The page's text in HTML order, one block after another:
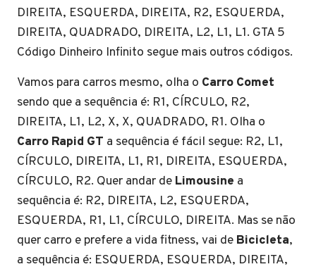
DIREITA, ESQUERDA, DIREITA, R2, ESQUERDA,
DIREITA, QUADRADO, DIREITA, L2, L1, L1. GTA 5
Código Dinheiro Infinito segue mais outros códigos.
Vamos para carros mesmo, olha o Carro Comet
sendo que a sequência é: R1, CÍRCULO, R2,
DIREITA, L1, L2, X, X, QUADRADO, R1. Olha o
Carro Rapid GT a sequência é fácil segue: R2, L1,
CÍRCULO, DIREITA, L1, R1, DIREITA, ESQUERDA,
CÍRCULO, R2. Quer andar de Limousine a
sequência é: R2, DIREITA, L2, ESQUERDA,
ESQUERDA, R1, L1, CÍRCULO, DIREITA. Mas se não
quer carro e prefere a vida fitness, vai de Bicicleta,
a sequência é: ESQUERDA, ESQUERDA, DIREITA,